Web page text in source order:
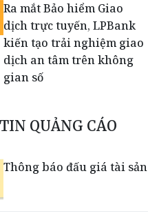
Ra mắt Bảo hiểm Giao
dịch trực tuyến, LPBank
kiến tạo trải nghiệm giao
dịch an tâm trên không
gian số
Dấu mốc khẳng định năng
lực vận hành và thích ứng
QUẢNG CÁO
Thông báo đấu giá tài sản